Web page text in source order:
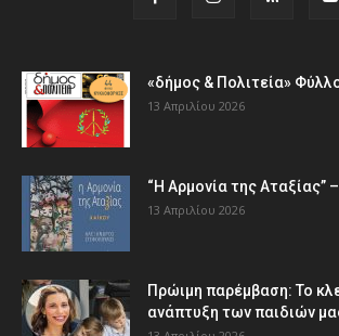
«δήμος & Πολιτεία»
13 Απριλίου 2026
“Η Αρμονία της Αταξίας”
13 Απριλίου 2026
Πρώιμη παρέμβαση: Το
ανάπτυξη των παιδιών